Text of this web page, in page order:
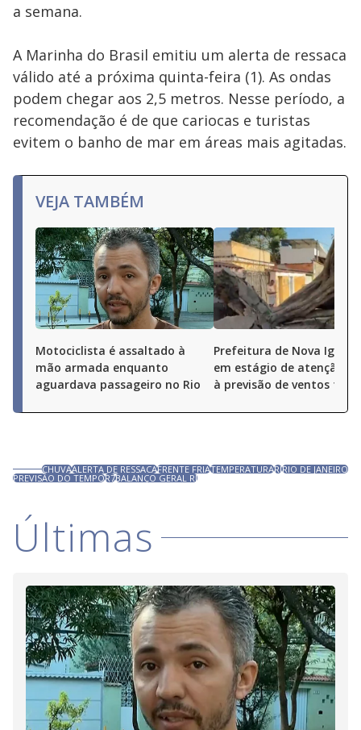
a semana.
A Marinha do Brasil emitiu um alerta de ressaca
válido até a próxima quinta-feira (1). As ondas
podem chegar aos 2,5 metros. Nesse período, a
recomendação é de que cariocas e turistas
evitem o banho de mar em áreas mais agitadas.
VEJA TAMBÉM
Motociclista é assaltado à
mão armada enquanto
aguardava passageiro no Rio
Prefeitura de Nova
em estágio de atenção
à previsão de ventos
CHUVAALERTA DE RESSACAFRENTE FRIATEMPERATURARJRIO DE JANEIRO
PREVISÃO DO TEMPOR7BALANÇO GERAL RJ
Últimas